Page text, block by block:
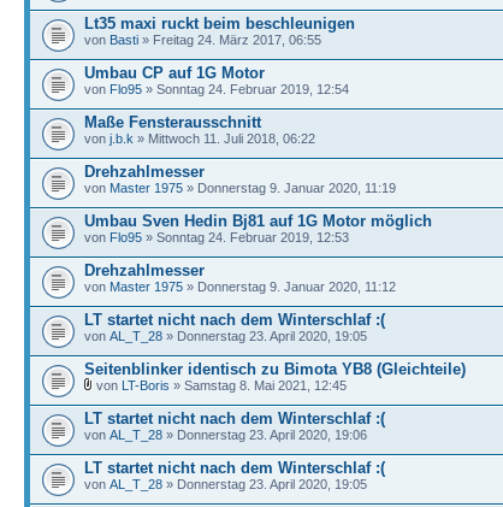
Lt35 maxi ruckt beim beschleunigen
von Basti » Freitag 24. März 2017, 06:55
Umbau CP auf 1G Motor
von Flo95 » Sonntag 24. Februar 2019, 12:54
Maße Fensterausschnitt
von j.b.k » Mittwoch 11. Juli 2018, 06:22
Drehzahlmesser
von Master 1975 » Donnerstag 9. Januar 2020, 11:19
Umbau Sven Hedin Bj81 auf 1G Motor möglich
von Flo95 » Sonntag 24. Februar 2019, 12:53
Drehzahlmesser
von Master 1975 » Donnerstag 9. Januar 2020, 11:12
LT startet nicht nach dem Winterschlaf :(
von AL_T_28 » Donnerstag 23. April 2020, 19:05
Seitenblinker identisch zu Bimota YB8 (Gleichteile)
von LT-Boris » Samstag 8. Mai 2021, 12:45
LT startet nicht nach dem Winterschlaf :(
von AL_T_28 » Donnerstag 23. April 2020, 19:06
LT startet nicht nach dem Winterschlaf :(
von AL_T_28 » Donnerstag 23. April 2020, 19:05